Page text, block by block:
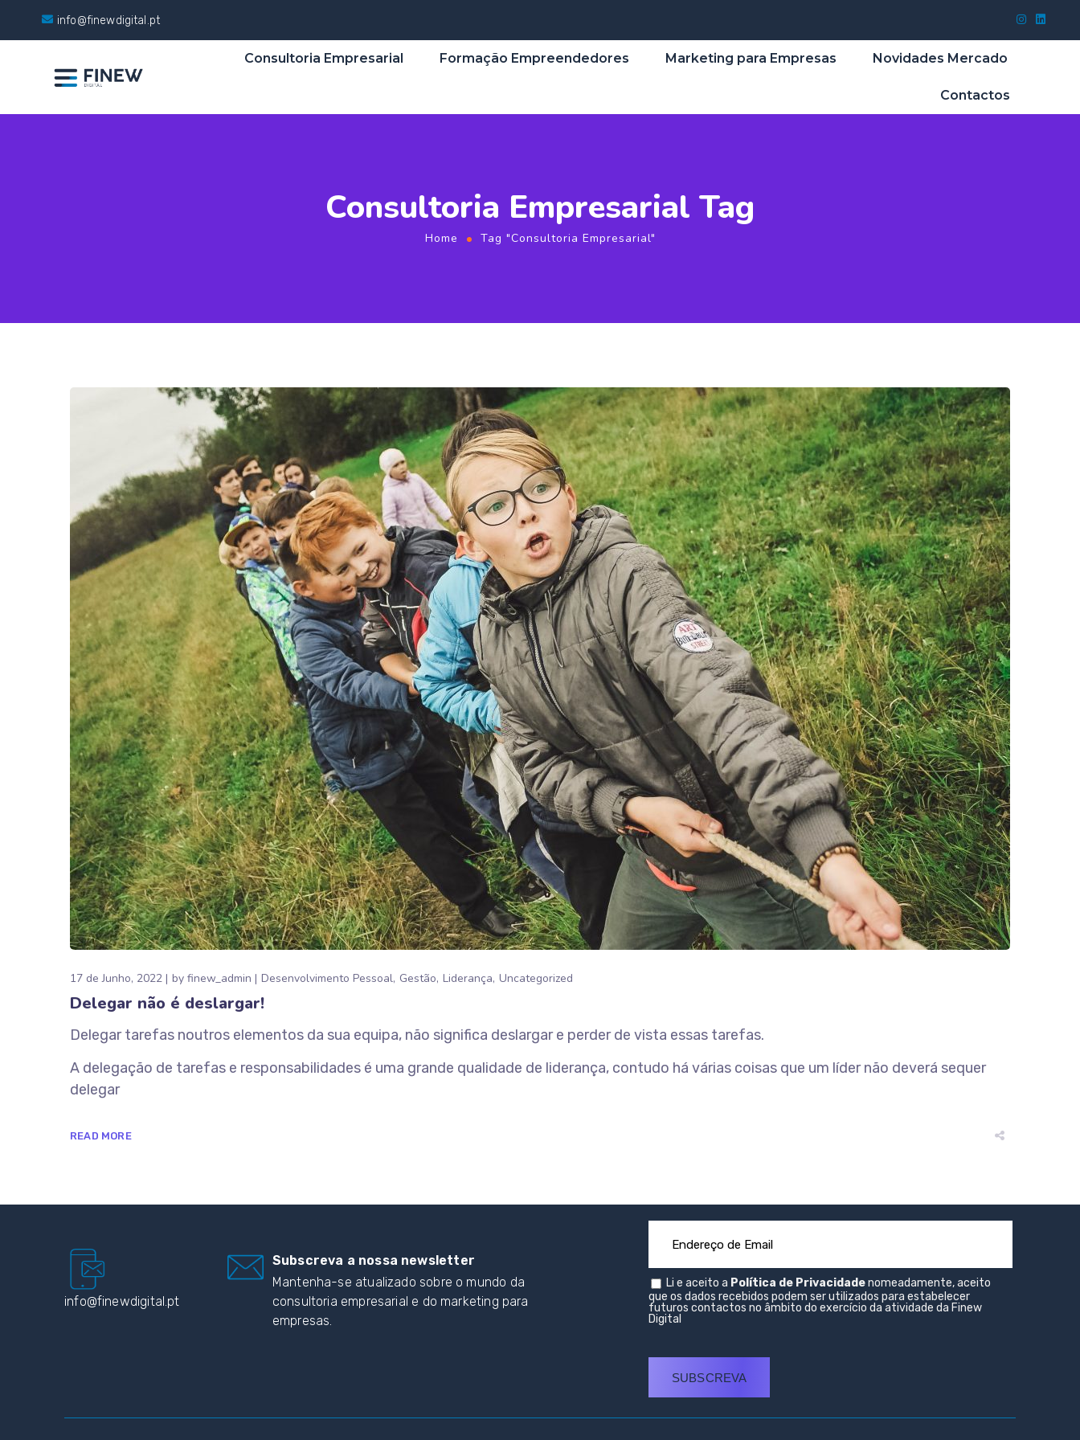
info@finewdigital.pt
Consultoria Empresarial Formação Empreendedores Marketing para Empresas Novidades Mercado
Contactos
Consultoria Empresarial Tag
Home Tag "Consultoria Empresarial"
17 de Junho, 2022 by finew_admin Desenvolvimento Pessoal Gestão Liderança Uncategorized
Delegar não é deslargar!
Delegar tarefas noutros elementos da sua equipa, não significa deslargar e perder de vista essas tarefas.
A delegação de tarefas e responsabilidades é uma grande qualidade de liderança, contudo há várias coisas que um líder não deverá sequer
delegar
READ MORE
info@finewdigital.pt
Subscreva a nossa newsletter
Mantenha-se atualizado sobre o mundo da
consultoria empresarial e do marketing para
empresas.
Li e aceito a Política de Privacidadenomeadamente, aceito
que os dados recebidos podem ser utilizados para estabelecer
futuros contactos no âmbito do exercício da atividade da Finew
Digital
SUBSCREVA